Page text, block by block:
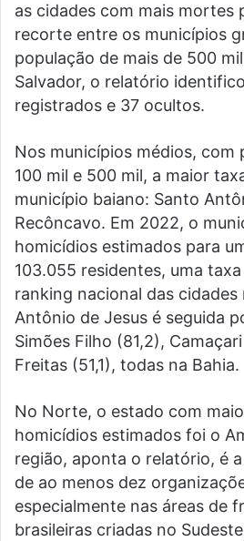
as cidades com mais mortes
recorte entre os municípios
população de mais de 500
Salvador, o relatório
registrados e 37 ocultos.
Nos municípios médios, com
100 mil e 500 mil, a maior
município baiano: Santo
Recôncavo. Em 2022, o
homicídios estimados para
103.055 residentes, uma taxa
ranking nacional das cidades
Antônio de Jesus é seguida
Simões Filho (81,2),
Freitas (51,1), todas na Bahia.
No Norte, o estado com
homicídios estimados foi o
região, aponta o relatório, é
de ao menos dez
especialmente nas áreas de
brasileiras criadas no